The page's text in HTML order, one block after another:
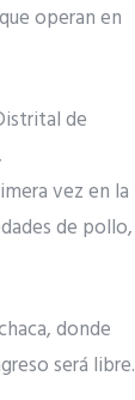
operan en
de
vez en la
de pollo,
donde
será libre.